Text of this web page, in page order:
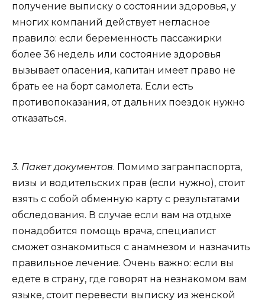
получение выписку о состоянии здоровья, у
многих компаний действует негласное
правило: если беременность пассажирки
более 36 недель или состояние здоровья
вызывает опасения, капитан имеет право не
брать ее на борт самолета. Если есть
противопоказания, от дальних поездок нужно
отказаться.
3. Пакет документов. Помимо загранпаспорта,
визы и водительских прав (если нужно), стоит
взять с собой обменную карту с результатами
обследования. В случае если вам на отдыхе
понадобится помощь врача, специалист
сможет ознакомиться с анамнезом и назначить
правильное лечение. Очень важно: если вы
едете в страну, где говорят на незнакомом вам
языке, стоит перевести выписку из женской